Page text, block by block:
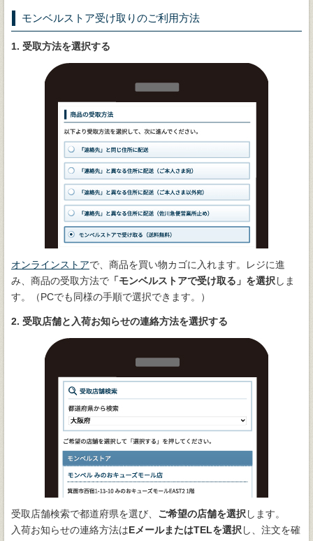
モンベルストア受け取りのご利用方法
1. 受取方法を選択する
オンラインストアで、商品を買い物カゴに入れます。レジに進
み、商品の受取方法で 「モンベルストアで受け取る」を選択 しま
す。（PCでも同様の手順で選択できます。）
2. 受取店舗と入荷お知らせの連絡方法を選択する
受取店舗検索で都道府県を選び、 ご希望の店舗を選択 します。
入荷お知らせの連絡方法はEメールまたはTELを選択 し、注文を確